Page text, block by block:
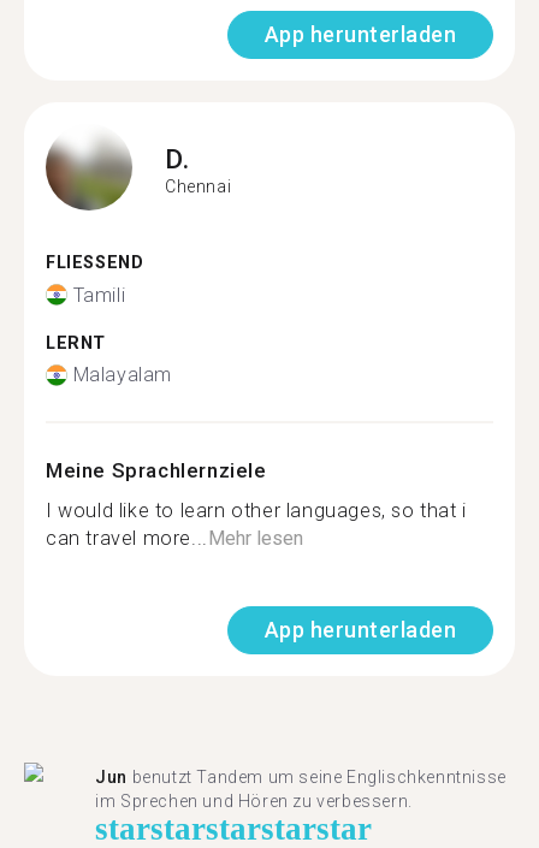
App herunterladen
D.
Chennai
FLIESSEND
Tamili
LERNT
Malayalam
Meine Sprachlernziele
I would like to learn other languages, so that i
can travel more...Mehr lesen
App herunterladen
Jun benutzt Tandem um seine Englischkenntnisse
im Sprechen und Hören zu verbessern.
starstarstarstarstar